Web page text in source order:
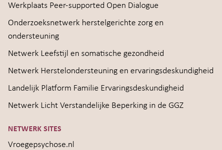
Werkplaats Peer-supported Open Dialogue
Onderzoeksnetwerk herstelgerichte zorg en
ondersteuning
Netwerk Leefstijl en somatische gezondheid
Netwerk Herstelondersteuning en ervaringsdeskundigheid
Landelijk Platform Familie Ervaringsdeskundigheid
Netwerk Licht Verstandelijke Beperking in de GGZ
NETWERK SITES
Vroegepsychose.nl